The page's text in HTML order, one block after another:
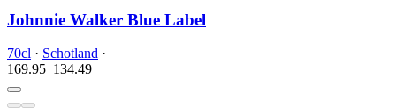
Johnnie Walker Blue Label
70cl · Schotland ·
169.95 134.49